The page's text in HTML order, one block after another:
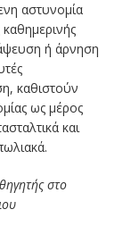
αστυνομία
ή άρνηση
καθιστούν
ως μέρος
και
στο